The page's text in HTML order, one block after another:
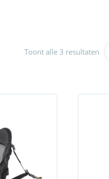
Toont alle 3 resultaten